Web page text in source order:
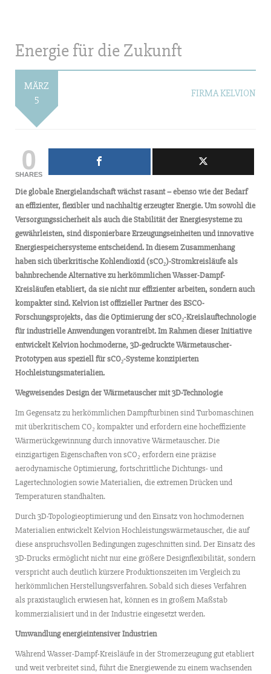
Energie für die Zukunft
MÄRZ
5
FIRMA KELVION
0
SHARES
Die globale Energielandschaft wächst rasant – ebenso wie der Bedarf
an effizienter, flexibler und nachhaltig erzeugter Energie. Um sowohl die
Versorgungssicherheit als auch die Stabilität der Energiesysteme zu
gewährleisten, sind disponierbare Erzeugungseinheiten und innovative
Energiespeichersysteme entscheidend. In diesem Zusammenhang
haben sich überkritische Kohlendioxid (sCO₂)-Stromkreisläufe als
bahnbrechende Alternative zu herkömmlichen Wasser-Dampf-
Kreisläufen etabliert, da sie nicht nur effizienter arbeiten, sondern auch
kompakter sind. Kelvion ist offizieller Partner des ESCO-
Forschungsprojekts, das die Optimierung der sCO₂-Kreislauftechnologie
für industrielle Anwendungen vorantreibt. Im Rahmen dieser Initiative
entwickelt Kelvion hochmoderne, 3D-gedruckte Wärmetauscher-
Prototypen aus speziell für sCO₂-Systeme konzipierten
Hochleistungsmaterialien.
Wegweisendes Design der Wärmetauscher mit 3D-Technologie
Im Gegensatz zu herkömmlichen Dampfturbinen sind Turbomaschinen
mit überkritischem CO₂ kompakter und erfordern eine hocheffiziente
Wärmerückgewinnung durch innovative Wärmetauscher. Die
einzigartigen Eigenschaften von sCO₂ erfordern eine präzise
aerodynamische Optimierung, fortschrittliche Dichtungs- und
Lagertechnologien sowie Materialien, die extremen Drücken und
Temperaturen standhalten.
Durch 3D-Topologieoptimierung und den Einsatz von hochmodernen
Materialien entwickelt Kelvion Hochleistungswärmetauscher, die auf
diese anspruchsvollen Bedingungen zugeschnitten sind. Der Einsatz des
3D-Drucks ermöglicht nicht nur eine größere Designflexibilität, sondern
verspricht auch deutlich kürzere Produktionszeiten im Vergleich zu
herkömmlichen Herstellungsverfahren. Sobald sich dieses Verfahren
als praxistauglich erwiesen hat, können es in großem Maßstab
kommerzialisiert und in der Industrie eingesetzt werden.
Umwandlung energieintensiver Industrien
Während Wasser-Dampf-Kreisläufe in der Stromerzeugung gut etabliert
und weit verbreitet sind, führt die Energiewende zu einem wachsenden